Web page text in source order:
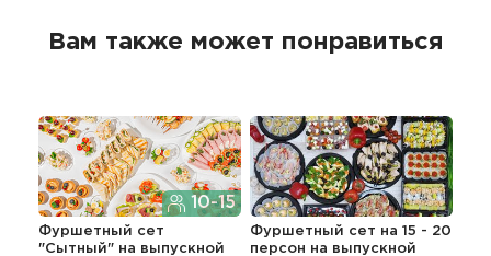
Вам также может понравиться
10-15
Фуршетный сет
"Сытный" на выпускной
Фуршетный сет на 15 - 20
персон на выпускной